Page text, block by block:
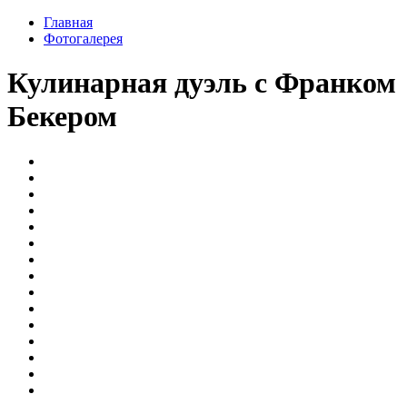
Главная
Фотогалерея
Кулинарная дуэль с Франком
Бекером